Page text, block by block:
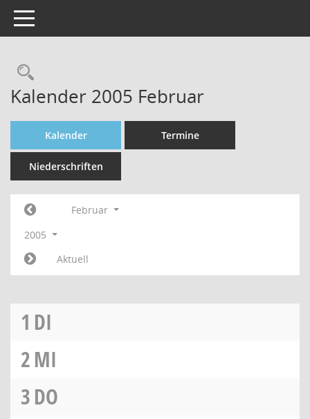
Toggle navigation
Rechercheauswahl
Kalender 2005 Februar
Kalender Termine
Niederschriften
Februar
2005
Aktuell
1 DI
2MI
3DO